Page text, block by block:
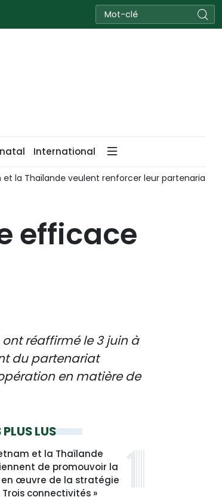
International
et la Thaïlande veulent renforcer leur partenariat
efficace
réaffirmé le 3 juin à
du partenariat
en matière de
PLUS LUS
et la Thaïlande
de promouvoir la
en œuvre de la stratégie
Trois connectivités »